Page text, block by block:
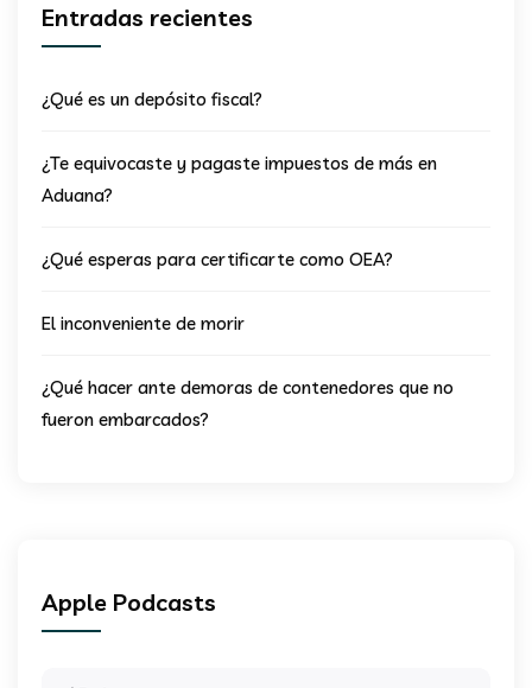
Entradas recientes
¿Qué es un depósito fiscal?
¿Te equivocaste y pagaste impuestos de más en
Aduana?
¿Qué esperas para certificarte como OEA?
El inconveniente de morir
¿Qué hacer ante demoras de contenedores que no
fueron embarcados?
Apple Podcasts